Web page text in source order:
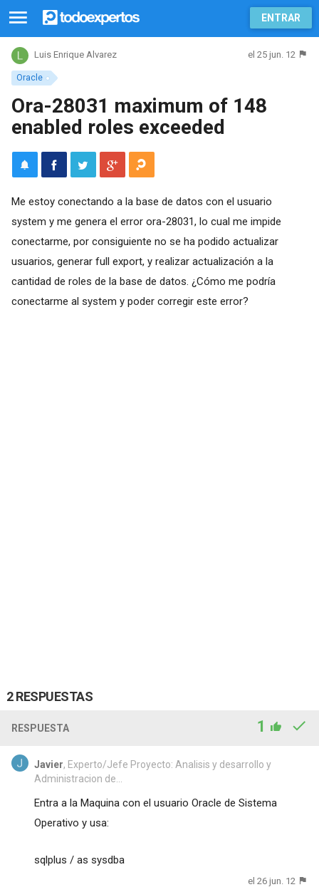
ENTRAR
Oracle
Luis Enrique Alvarez el 25 jun. 12
Ora-28031 maximum of 148
enabled roles exceeded
Me estoy conectando a la base de datos con el usuario
system y me genera el error ora-28031, lo cual me impide
conectarme, por consiguiente no se ha podido actualizar
usuarios, generar full export, y realizar actualización a la
cantidad de roles de la base de datos. ¿Cómo me podría
conectarme al system y poder corregir este error?
2 RESPUESTAS
RESPUESTA 1
Javier, Experto/Jefe Proyecto: Analisis y desarrollo y
Administracion de...
Entra a la Maquina con el usuario Oracle de Sistema
Operativo y usa:
sqlplus / as sysdba
el 26 jun. 12